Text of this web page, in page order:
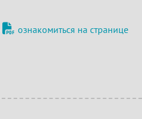
ознакомиться на странице